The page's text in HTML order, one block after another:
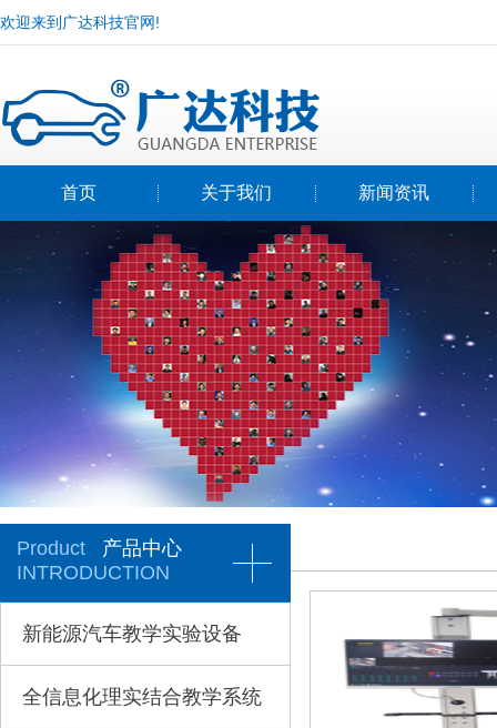
欢迎来到广达科技官网!
首页 关于我们 新闻资讯
Product
产品中心
INTRODUCTION
新能源汽车教学实验设备
全信息化理实结合教学系统